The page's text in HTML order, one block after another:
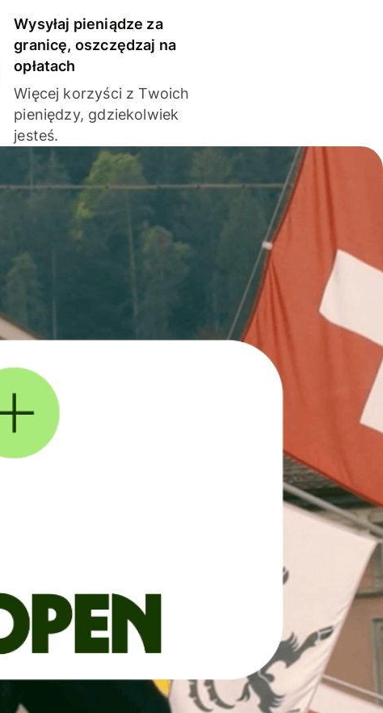
Wysyłaj pieniądze za
granicę, oszczędzaj na
opłatach
Więcej korzyści z Twoich
pieniędzy, gdziekolwiek
jesteś.